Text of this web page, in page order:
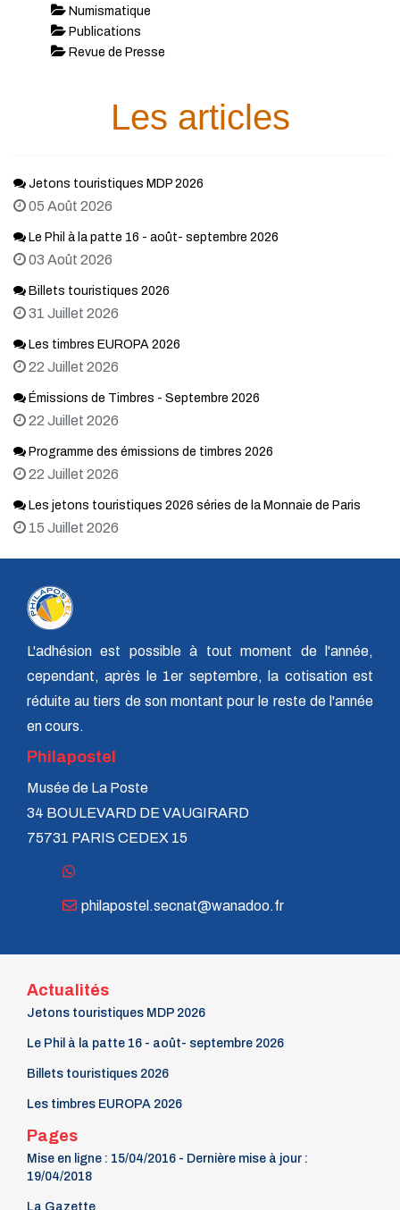
Numismatique
Publications
Revue de Presse
Les articles
Jetons touristiques MDP 2026
05 Août 2026
Le Phil à la patte 16 - août- septembre 2026
03 Août 2026
Billets touristiques 2026
31 Juillet 2026
Les timbres EUROPA 2026
22 Juillet 2026
Émissions de Timbres - Septembre 2026
22 Juillet 2026
Programme des émissions de timbres 2026
22 Juillet 2026
Les jetons touristiques 2026 séries de la Monnaie de Paris
15 Juillet 2026
L'adhésion est possible à tout moment de l'année,
cependant, après le 1er septembre, la cotisation est
réduite au tiers de son montant pour le reste de l'année
en cours.
Philapostel
Musée de La Poste
34 BOULEVARD DE VAUGIRARD
75731 PARIS CEDEX 15
philapostel.secnat@wanadoo.fr
Actualités
Jetons touristiques MDP 2026
Le Phil à la patte 16 - août- septembre 2026
Billets touristiques 2026
Les timbres EUROPA 2026
Pages
Mise en ligne : 15/04/2016 - Dernière mise à jour :
19/04/2018
La Gazette